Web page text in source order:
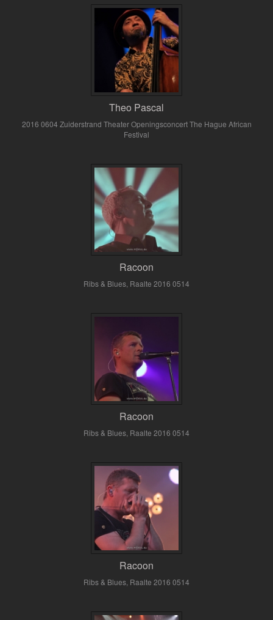
Theo Pascal
2016 0604 Zuiderstrand Theater Openingsconcert The Hague African
Festival
Racoon
Ribs & Blues, Raalte 2016 0514
Racoon
Ribs & Blues, Raalte 2016 0514
Racoon
Ribs & Blues, Raalte 2016 0514